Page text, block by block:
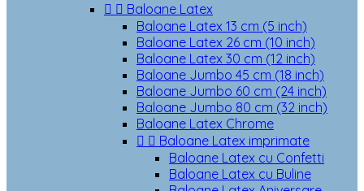
  Baloane Latex
Baloane Latex 13 cm (5 inch)
Baloane Latex 26 cm (10 inch)
Baloane Latex 30 cm (12 inch)
Baloane Jumbo 45 cm (18 inch)
Baloane Jumbo 60 cm (24 inch)
Baloane Jumbo 80 cm (32 inch)
Baloane Latex Chrome
  Baloane Latex imprimate
Baloane Latex cu Confetti
Baloane Latex cu Buline